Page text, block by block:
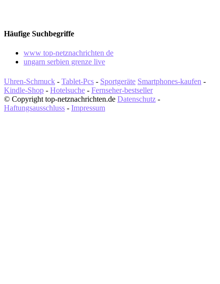
Häufige Suchbegriffe
www top-netznachrichten de
ungarn serbien grenze live
Uhren-Schmuck - Tablet-Pcs - Sportgeräte Smartphones-kaufen -
Kindle-Shop - Hotelsuche - Fernseher-bestseller
© Copyright top-netznachrichten.de Datenschutz -
Haftungsausschluss - Impressum